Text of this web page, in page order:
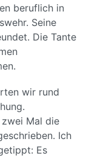
beruflich in
Seine
Die Tante
wir rund
Mal die
Ich
Es